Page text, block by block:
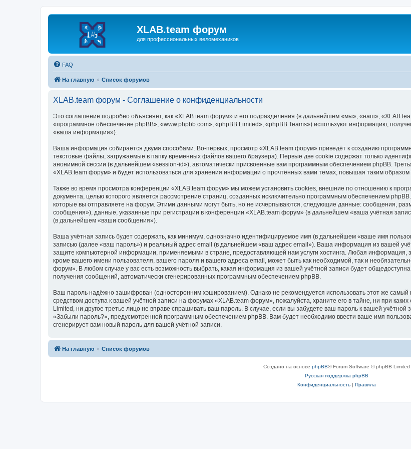
XLAB.team форум
для професcиональных веломехаников
FAQ
На главную Список форумов
XLAB.team форум - Соглашение о конфиденциальности
Это соглашение подробно объясняет, как «XLAB.team форум» и его подразделения (в дальнейшем «мы», «наш»,
«программное обеспечение phpBB», «www.phpbb.com», «phpBB Limited», «phpBB Teams») используют информацию,
«ваша информация»).
Ваша информация собирается двумя способами. Во-первых, просмотр «XLAB.team форум» приведёт к созданию
текстовые файлы, загружаемые в папку временных файлов вашего браузера). Первые две cookie содержат только
анонимной сессии (в дальнейшем «session-id»), автоматически присвоенные вам программным обеспечением phpBB.
«XLAB.team форум» и будет использоваться для хранения информации о прочтённых вами темах, повышая таким
Также во время просмотра конференции «XLAB.team форум» мы можем установить cookies, внешние по отношению к
документа, целью которого является рассмотрение страниц, созданных исключительно программным обеспечением
которые вы отправляете на форум. Этими данными могут быть, но не исчерпываются, следующие данные: сообщения,
сообщения»), данные, указанные при регистрации в конференции «XLAB.team форум» (в дальнейшем «ваша учётная
(в дальнейшем «ваши сообщения»).
Ваша учётная запись будет содержать, как минимум, однозначно идентифицируемое имя (в дальнейшем «ваше имя
записью (далее «ваш пароль») и реальный адрес email (в дальнейшем «ваш адрес email»). Ваша информация из вашей
защите компьютерной информации, применяемыми в стране, предоставляющей нам услуги хостинга. Любая информация,
кроме вашего имени пользователя, вашего пароля и вашего адреса email, может быть как необходимой, так и
форум». В любом случае у вас есть возможность выбрать, какая информация из вашей учётной записи будет общедоступна.
получения сообщений, автоматически сгенерированных программным обеспечением phpBB.
Ваш пароль надёжно зашифрован (односторонним хэшированием). Однако не рекомендуется использовать этот же самый
средством доступа к вашей учётной записи на форумах «XLAB.team форум», пожалуйста, храните его в тайне, ни при
Limited, ни другое третье лицо не вправе спрашивать ваш пароль. В случае, если вы забудете ваш пароль к вашей
«Забыли пароль?», предусмотренной программным обеспечением phpBB. Вам будет необходимо ввести ваше имя
сгенерирует вам новый пароль для вашей учётной записи.
На главную Список форумов
Создано на основе phpBB® Forum Software © phpBB Limited
Русская поддержка phpBB
Конфиденциальность| Правила